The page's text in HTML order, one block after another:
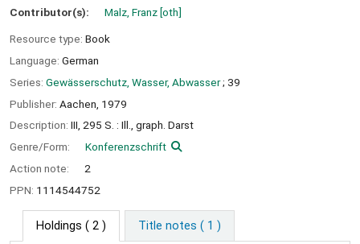
Contributor(s): Malz, Franz [oth]
Resource type: Book
Language: German
Series: Gewässerschutz, Wasser, Abwasser; 39
Publisher: Aachen, 1979
Description: III, 295 S. : Ill., graph. Darst
Genre/Form:
Konferenzschrift
Action note:
2
PPN: 1114544752
Holdings ( 2 ) Title notes ( 1 )